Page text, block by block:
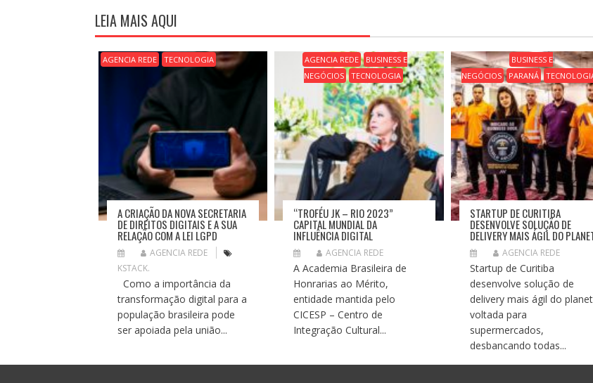
G
A
Ç
Ã
O
LEIA MAIS AQUI
AGENCIA REDE TECNOLOGIA
A CRIAÇÃO DA NOVA SECRETARIA
DE DIREITOS DIGITAIS E A SUA
RELAÇÃO COM A LEI LGPD
AGENCIA REDE
KSTACK.
Como a importância da
transformação digital para a
população brasileira pode
ser apoiada pela união...
AGENCIA REDE
BUSINESS E
NEGÓCIOS
TECNOLOGIA
“TROFÉU JK – RIO 2023”
CAPITAL MUNDIAL DA
INFLUÊNCIA DIGITAL
AGENCIA REDE
A Academia Brasileira de
Honrarias ao Mérito,
entidade mantida pelo
CICESP – Centro de
Integração Cultural...
BUSINESS E
NEGÓCIOS
PARANÁ
STARTUP DE CURITIBA
DESENVOLVE SOLUÇÃO DE
DELIVERY MAIS ÁGIL DO
AGENCIA REDE
Startup de Curitiba
desenvolve solução de
delivery mais ágil do
voltada para
supermercados,
desbancando todas...